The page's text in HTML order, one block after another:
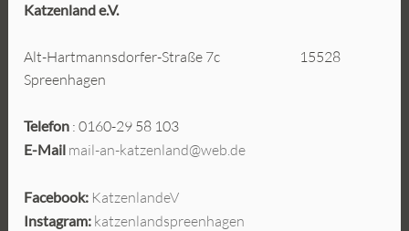
Katzenland e.V.
Alt-Hartmannsdorfer-Straße 7c 15528
Spreenhagen
Telefon : 0160-29 58 103
E-Mail mail-an-katzenland@web.de
Facebook: KatzenlandeV
Instagram: katzenlandspreenhagen